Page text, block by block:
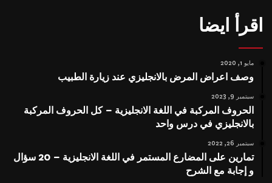
اقرأ ايضا
مايو 1, 2020
وصف اعراض المرض بالانجليزي عند زيارة الطبيب
سبتمبر 9, 2023
الحروف المركبة في اللغة الانجليزية – كل الحروف المركبة
بالانجليزي في درس واحد
سبتمبر 26, 2022
تمارين على المضارع المستمر في اللغة الانجليزية – 20 سؤال
و إجابة مع الشرح